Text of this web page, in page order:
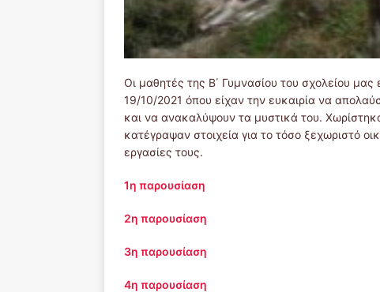
Οι μαθητές της Β΄ Γυμνασίου του σχολείου
19/10/2021 όπου είχαν την ευκαιρία να
και να ανακαλύψουν τα μυστικά του.
κατέγραψαν στοιχεία για το τόσο ξεχωριστό
εργασίες τους.
1η παρουσίαση
2η παρουσίαση
3η παρουσίαση
4η παρουσίαση